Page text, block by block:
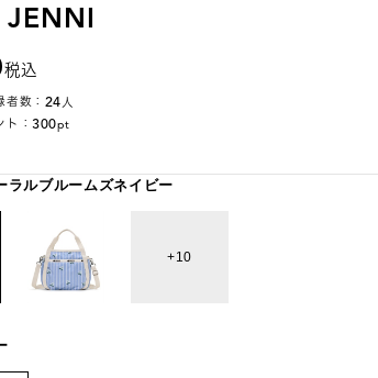
JENNI
税込
数： 24人
ト：300pt
ラルブルームズネイビー
10